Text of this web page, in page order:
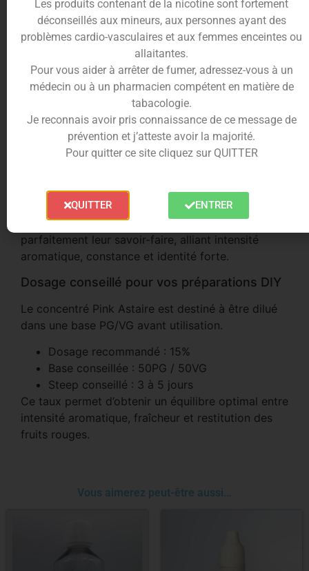
une vape à la fois gourmande, fruitée et
rafraîchissante.
Format 30ml économique et personnalisable
Conditionné en flacon 30ml, le Pink Astaire est
idéal pour créer vos e-liquides DIY en grande
quantité. Il s’adresse aux amateurs de recettes
fruitées fraîches souhaitant une alternative plus
axée fraise / framboise que la version Blue.
T-Juice : une référence mondiale du DIY
Fabricant incontournable, T-Juice s’est imposé
grâce à des recettes emblématiques devenues des
standards de la vape. La gamme Astaire illustre
parfaitement leur savoir-faire, alliant intensité
aromatique, constance et identité forte.
Dosage conseillé pour vos préparations DIY
Le concentré Pink Astaire est destiné à être dilué
dans une base PG/VG avant utilisation.
Dosage recommandé : 15%
Base conseillée : 50PG / 50VG
Steep conseillé : 3 à 5 jours
Ce taux permet d’obtenir un équilibre optimal entre
intensité aromatique, fraîcheur et restitution des
fruits rouges.
Vous aimerez peut-être aussi…
Les produits contenant de la nicotine sont fortement
déconseillés aux mineurs, aux personnes ayant des
problèmes cardio-vasculaires et aux femmes enceintes ou
allaitantes.
Pour vous aider à arrêter de fumer, adressez-vous à un
médecin ou à un pharmacien compétent en matière de
tabacologie.
Je reconnais avoir pris connaissance de ce message de
prévention et j’atteste avoir la majorité.
Pour quitter ce site cliquez sur QUITTER
QUITTER ENTRER